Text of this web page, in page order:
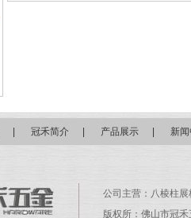
冠禾简介 产品展示 新
公司主营： 八棱柱展
版权所：佛山市冠